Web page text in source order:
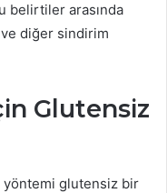
belirtiler arasında
ve diğer sindirim
Glutensiz
yöntemi glutensiz bir